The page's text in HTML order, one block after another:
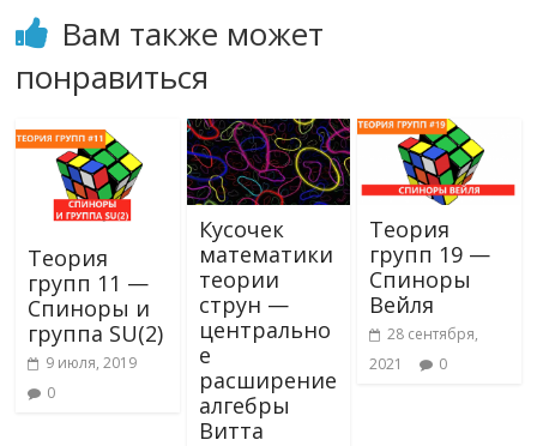
Вам также может
понравиться
Теория
групп 11 —
Спиноры и
группа SU(2)
9 июля, 2019
0
Кусочек
математики
теории
струн —
центрально
е
расширение
алгебры
Витта
Теория
групп 19 —
Спиноры
Вейля
28 сентября,
2021
0